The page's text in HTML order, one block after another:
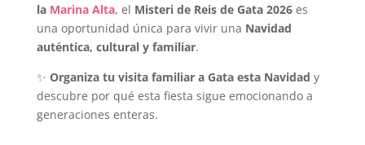
la Marina Alta, el Misteri de Reis de Gata 2026es
una oportunidad única para vivir una Navidad
auténtica, cultural y familiar.
✨ Organiza tu visita familiar a Gata esta Navidad y
descubre por qué esta fiesta sigue emocionando a
generaciones enteras.